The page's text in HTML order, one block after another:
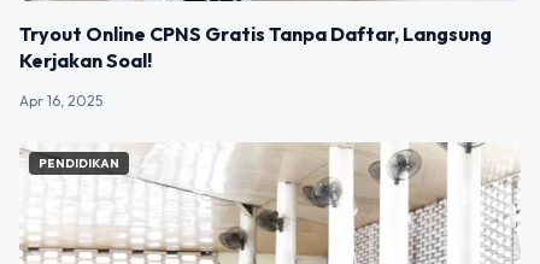
Tryout Online CPNS Gratis Tanpa Daftar, Langsung
Kerjakan Soal!
Apr 16, 2025
PENDIDIKAN